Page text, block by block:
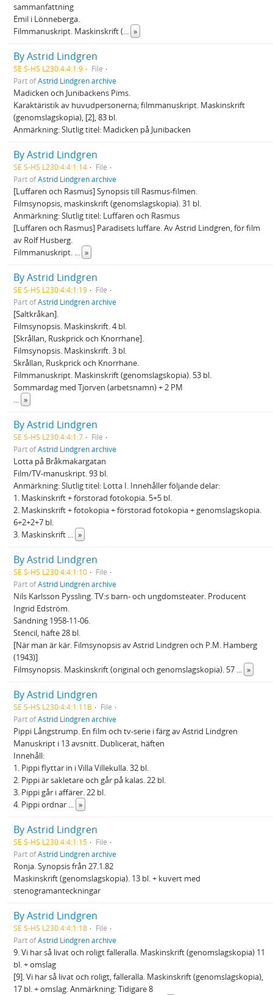
sammanfattning
Emil i Lönneberga.
Filmmanuskript. Maskinskrift (... »
By Astrid Lindgren
SE S-HS L230:4:4:1:9
File
Part ofAstrid Lindgren archive
Madicken och Junibackens Pims.
Karaktäristik av huvudpersonerna; filmmanuskript. Maskinskrift
(genomslagskopia), [2], 83 bl.
Anmärkning: Slutlig titel: Madicken på Junibacken
By Astrid Lindgren
SE S-HS L230:4:4:1:14
File
Part ofAstrid Lindgren archive
[Luffaren och Rasmus] Synopsis till Rasmus-filmen.
Filmsynopsis, maskinskrift (genomslagskopia). 31 bl.
Anmärkning: Slutlig titel: Luffaren och Rasmus
[Luffaren och Rasmus] Paradisets luffare. Av Astrid Lindgren, för film
av Rolf Husberg.
Filmmanuskript. ... »
By Astrid Lindgren
SE S-HS L230:4:4:1:19
File
Part ofAstrid Lindgren archive
[Saltkråkan].
Filmsynopsis. Maskinskrift. 4 bl.
[Skrållan, Ruskprick och Knorrhane].
Filmsynopsis. Maskinskrift. 3 bl.
Skrållan, Ruskprick och Knorrhane.
Filmmanuskript. Maskinskrift (genomslagskopia). 53 bl.
Sommardag med Tjorven (arbetsnamn) + 2 PM
... »
By Astrid Lindgren
SE S-HS L230:4:4:1:7
File
Part ofAstrid Lindgren archive
Lotta på Bråkmakargatan
Film/TV-manuskript. 93 bl.
Anmärkning: Slutlig titel: Lotta I. Innehåller följande delar:
1. Maskinskrift + förstorad fotokopia. 5+5 bl.
2. Maskinskrift + fotokopia + förstorad fotokopia + genomslagskopia.
6+2+2+7 bl.
3. Maskinskrift ... »
By Astrid Lindgren
SE S-HS L230:4:4:1:10
File
Part ofAstrid Lindgren archive
Nils Karlsson Pyssling. TV:s barn- och ungdomsteater. Producent
Ingrid Edström.
Sändning 1958-11-06.
Stencil, häfte 28 bl.
[När man är kär. Filmsynopsis av Astrid Lindgren och P.M. Hamberg
(1943)]
Filmsynopsis. Maskinskrift (original och genomslagskopia). 57 ... »
By Astrid Lindgren
SE S-HS L230:4:4:1:11B
File
Part ofAstrid Lindgren archive
Pippi Långstrump. En film och tv-serie i färg av Astrid Lindgren
Manuskript i 13 avsnitt. Dublicerat, häften
Innehåll:
1. Pippi flyttar in i Villa Villekulla. 32 bl.
2. Pippi är sakletare och går på kalas. 22 bl.
3. Pippi går i affärer. 22 bl.
4. Pippi ordnar ... »
By Astrid Lindgren
SE S-HS L230:4:4:1:15
File
Part ofAstrid Lindgren archive
Ronja. Synopsis från 27.1.82
Maskinskrift (genomslagskopia). 13 bl. + kuvert med
stenogramanteckningar
By Astrid Lindgren
SE S-HS L230:4:4:1:18
File
Part ofAstrid Lindgren archive
9. Vi har så livat och roligt falleralla. Maskinskrift (genomslagskopia) 11
bl. + omslag
[9]. Vi har så livat och roligt, falleralla. Maskinskrift (genomslagskopia),
17 bl. + omslag. Anmärkning: Tidigare 8